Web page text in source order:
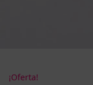
¡Oferta!